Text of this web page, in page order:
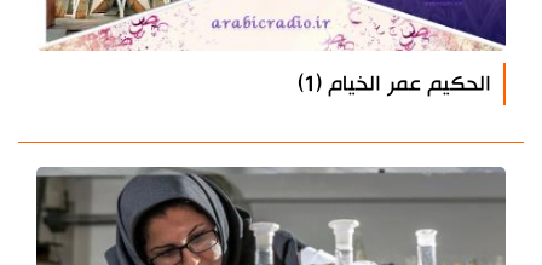
الحكيم عمر الخيام (1)